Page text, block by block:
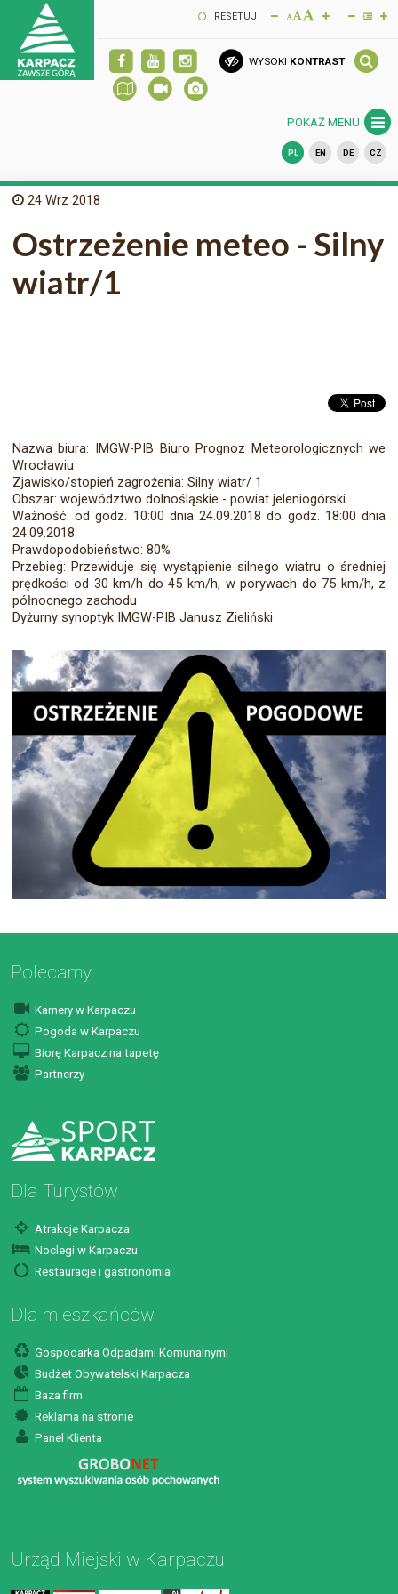
RESETUJ
WYSOKI KONTRAST
POKAŻ MENU
PL EN DE CZ
24 Wrz 2018
Ostrzeżenie meteo - Silny
wiatr/1
Nazwa biura: IMGW-PIB Biuro Prognoz Meteorologicznych we
Wrocławiu
Zjawisko/stopień zagrożenia: Silny wiatr/ 1
Obszar: województwo dolnośląskie - powiat jeleniogórski
Ważność: od godz. 10:00 dnia 24.09.2018 do godz. 18:00 dnia
24.09.2018
Prawdopodobieństwo: 80%
Przebieg: Przewiduje się wystąpienie silnego wiatru o średniej
prędkości od 30 km/h do 45 km/h, w porywach do 75 km/h, z
północnego zachodu
Dyżurny synoptyk IMGW-PIB Janusz Zieliński
Polecamy
Kamery w Karpaczu
Pogoda w Karpaczu
Biorę Karpacz na tapetę
Partnerzy
Dla Turystów
Atrakcje Karpacza
Noclegi w Karpaczu
Restauracje i gastronomia
Dla mieszkańców
Gospodarka Odpadami Komunalnymi
Budżet Obywatelski Karpacza
Baza firm
Reklama na stronie
Panel Klienta
Urząd Miejski w Karpaczu